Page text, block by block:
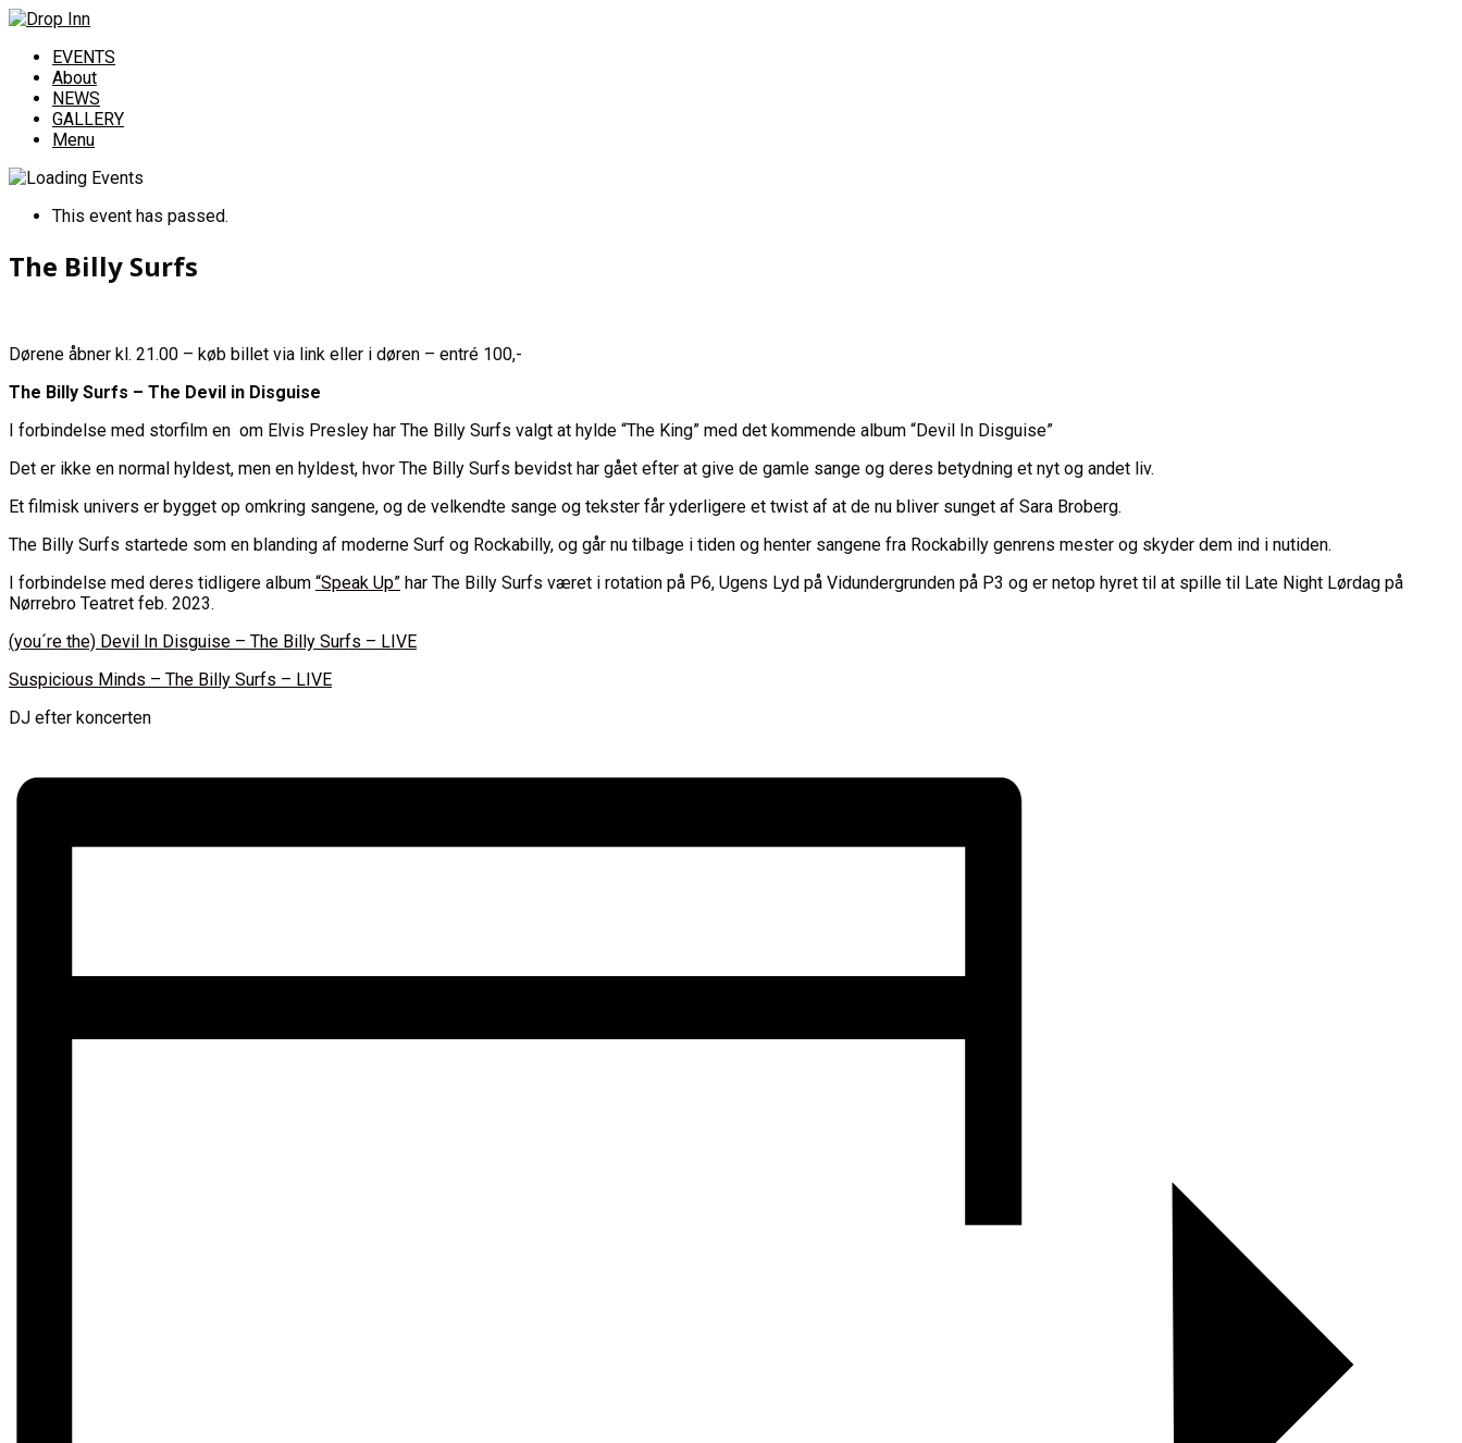
EVENTS
About
NEWS
GALLERY
Menu
This event has passed.
The Billy Surfs
Dørene åbner kl. 21.00 – køb billet via link eller i døren – entré 100,-
The Billy Surfs – The Devil in Disguise
I forbindelse med storfilm en om Elvis Presley har The Billy Surfs valgt at hylde “The King” med det kommende album “Devil In Disguise”
Det er ikke en normal hyldest, men en hyldest, hvor The Billy Surfs bevidst har gået efter at give de gamle sange og deres betydning et nyt og andet liv.
Et filmisk univers er bygget op omkring sangene, og de velkendte sange og tekster får yderligere et twist af at de nu bliver sunget af Sara Broberg.
The Billy Surfs startede som en blanding af moderne Surf og Rockabilly, og går nu tilbage i tiden og henter sangene fra Rockabilly genrens mester og skyder dem ind i nutiden.
I forbindelse med deres tidligere album “Speak Up” har The Billy Surfs været i rotation på P6, Ugens Lyd på Vidundergrunden på P3 og er netop hyret til at spille til Late Night Lørdag på
Nørrebro Teatret feb. 2023.
(you´re the) Devil In Disguise – The Billy Surfs – LIVE
Suspicious Minds – The Billy Surfs – LIVE
DJ efter koncerten